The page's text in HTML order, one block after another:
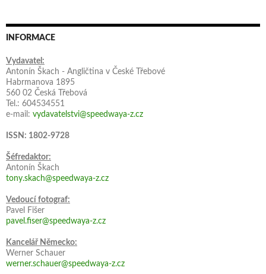
INFORMACE
Vydavatel:
Antonín Škach - Angličtina v České Třebové
Habrmanova 1895
560 02 Česká Třebová
Tel.: 604534551
e-mail: vydavatelstvi@speedwaya-z.cz
ISSN: 1802-9728
Šéfredaktor:
Antonín Škach
tony.skach@speedwaya-z.cz
Vedoucí fotograf:
Pavel Fišer
pavel.fiser@speedwaya-z.cz
Kancelář Německo:
Werner Schauer
werner.schauer@speedwaya-z.cz